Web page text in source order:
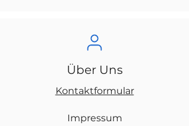
Über Uns
Kontaktformular
Impressum